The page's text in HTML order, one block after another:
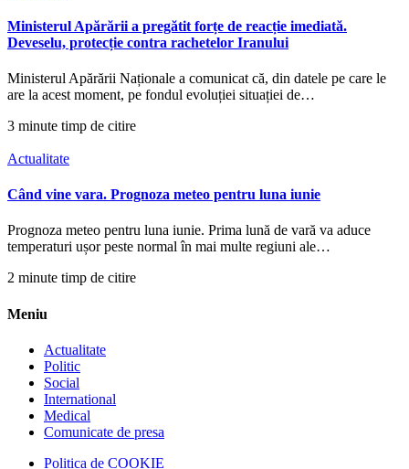
Ministerul Apărării a pregătit forțe de reacție imediată.
Deveselu, protecție contra rachetelor Iranului
Ministerul Apărării Naționale a comunicat că, din datele pe care le
are la acest moment, pe fondul evoluției situației de…
3 minute timp de citire
Actualitate
Când vine vara. Prognoza meteo pentru luna iunie
Prognoza meteo pentru luna iunie. Prima lună de vară va aduce
temperaturi ușor peste normal în mai multe regiuni ale…
2 minute timp de citire
Meniu
Actualitate
Politic
Social
International
Medical
Comunicate de presa
Politica de COOKIE